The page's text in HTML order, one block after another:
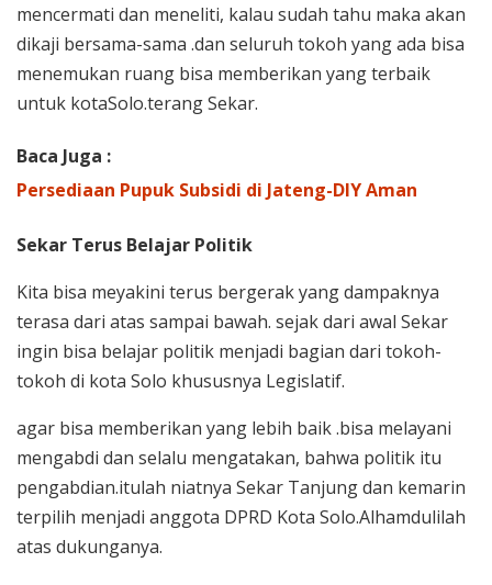
mencermati dan meneliti, kalau sudah tahu maka akan
dikaji bersama-sama .dan seluruh tokoh yang ada bisa
menemukan ruang bisa memberikan yang terbaik
untuk kotaSolo.terang Sekar.
Baca Juga :
Persediaan Pupuk Subsidi di Jateng-DIY Aman
Sekar Terus Belajar Politik
Kita bisa meyakini terus bergerak yang dampaknya
terasa dari atas sampai bawah. sejak dari awal Sekar
ingin bisa belajar politik menjadi bagian dari tokoh-
tokoh di kota Solo khususnya Legislatif.
agar bisa memberikan yang lebih baik .bisa melayani
mengabdi dan selalu mengatakan, bahwa politik itu
pengabdian.itulah niatnya Sekar Tanjung dan kemarin
terpilih menjadi anggota DPRD Kota Solo.Alhamdulilah
atas dukunganya.